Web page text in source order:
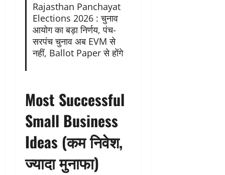
Rajasthan Panchayat
Elections 2026 : चुनाव
आयोग का बड़ा निर्णय, पंच-
सरपंच चुनाव अब EVM से
नहीं, Ballot Paper से होंगे
Most Successful
Small Business
Ideas (कम निवेश,
ज्यादा मुनाफा)